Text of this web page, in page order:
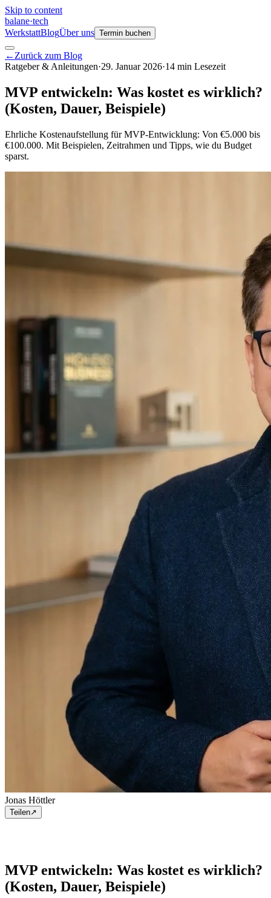
Skip to content
balane·tech
WerkstattBlogÜber uns Termin buchen
← Zurück zum Blog
Ratgeber & Anleitungen·29. Januar 2026·14 min Lesezeit
MVP entwickeln: Was kostet es wirklich?
(Kosten, Dauer, Beispiele)
Ehrliche Kostenaufstellung für MVP-Entwicklung: Von €5.000 bis
€100.000. Mit Beispielen, Zeitrahmen und Tipps, wie du Budget
sparst.
Jonas Höttler
Teilen↗
MVP entwickeln: Was kostet es wirklich?
(Kosten, Dauer, Beispiele)